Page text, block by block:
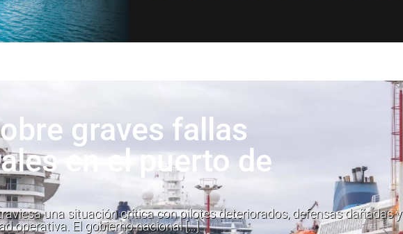
graves fallas
en el puerto de
una situación crítica con pilotes deteriorados, defensas dañadas y
operativa. El gobierno nacional […]